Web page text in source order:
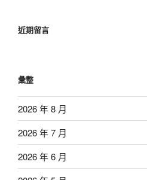
近期留言
彙整
2026 年 8 月
2026 年 7 月
2026 年 6 月